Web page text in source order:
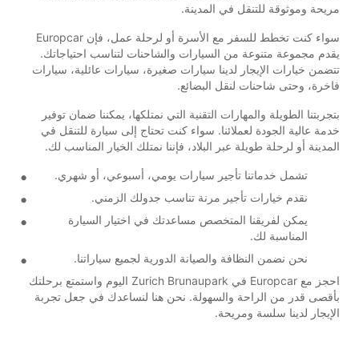
مريحة وموثوقة للتنقل في المدينة.
سواء كنت تخطط للسفر مع الأسرة أو لرحلة عمل، فإن Europcar
يقدم مجموعة متنوعة من السيارات والشاحنات لتناسب احتياجاتك.
تتضمن خيارات الإيجار لدينا سيارات صغيرة، سيارات عائلية، سيارات
فاخرة، وحتى شاحنات لنقل البضائع.
بتجربتنا الطويلة والمهارات التقنية التي نمتلكها، يمكننا ضمان توفير
خدمة عالية الجودة لعملائنا. سواء كنت تحتاج إلى سيارة للتنقل في
المدينة أو لرحلة طويلة عبر البلاد، فإننا نمتلك الخيار المناسب لك.
تشمل خدماتنا تأجير سيارات يومي، أسبوعي، أو شهري.
نقدم خيارات تأجير مرنة تناسب جدولك الزمني.
يمكن لفريقنا المتخصص مساعدتك في اختيار السيارة
المناسبة لك.
نحن نضمن النظافة والصيانة الدورية لجميع سياراتنا.
احجز مع Europcar في Zurich Brunaupark اليوم واستمتع برحلتك
بأقصى قدر من الراحة والسهولة. نحن هنا لنساعدك في جعل تجربة
الإيجار لدينا سلسة ومريحة.